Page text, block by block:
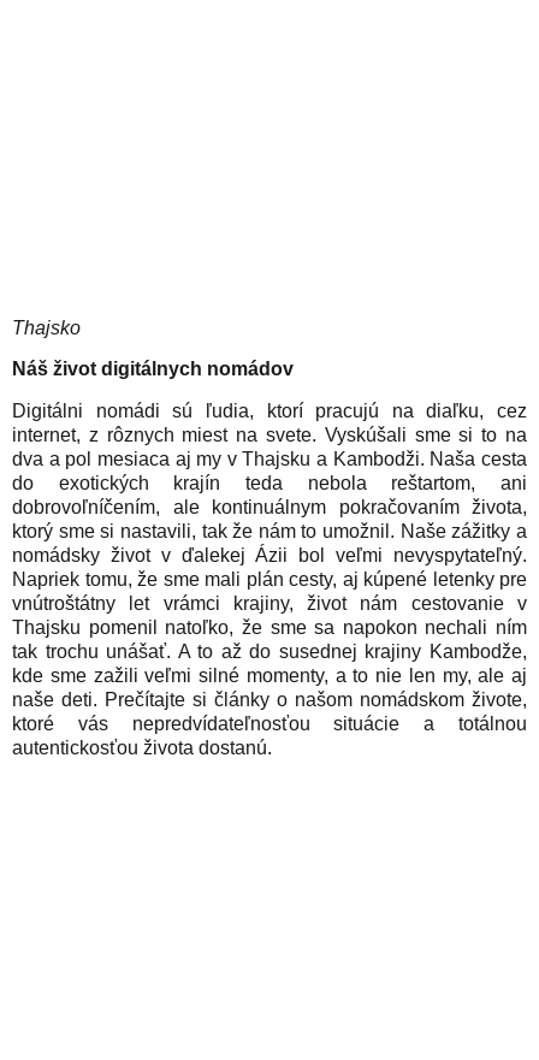
Thajsko
Náš život digitálnych nomádov
Digitálni nomádi sú ľudia, ktorí pracujú na diaľku, cez
internet, z rôznych miest na svete. Vyskúšali sme si to na
dva a pol mesiaca aj my v Thajsku a Kambodži. Naša cesta
do exotických krajín teda nebola reštartom, ani
dobrovoľníčením, ale kontinuálnym pokračovaním života,
ktorý sme si nastavili, tak že nám to umožnil. Naše zážitky a
nomádsky život v ďalekej Ázii bol veľmi nevyspytateľný.
Napriek tomu, že sme mali plán cesty, aj kúpené letenky pre
vnútroštátny let vrámci krajiny, život nám cestovanie v
Thajsku pomenil natoľko, že sme sa napokon nechali ním
tak trochu unášať. A to až do susednej krajiny Kambodže,
kde sme zažili veľmi silné momenty, a to nie len my, ale aj
naše deti. Prečítajte si články o našom nomádskom živote,
ktoré vás nepredvídateľnosťou situácie a totálnou
autentickosťou života dostanú.